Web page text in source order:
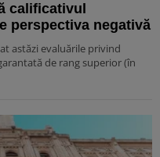
calificativul
perspectiva negativă
astăzi evaluările privind
de rang superior (în